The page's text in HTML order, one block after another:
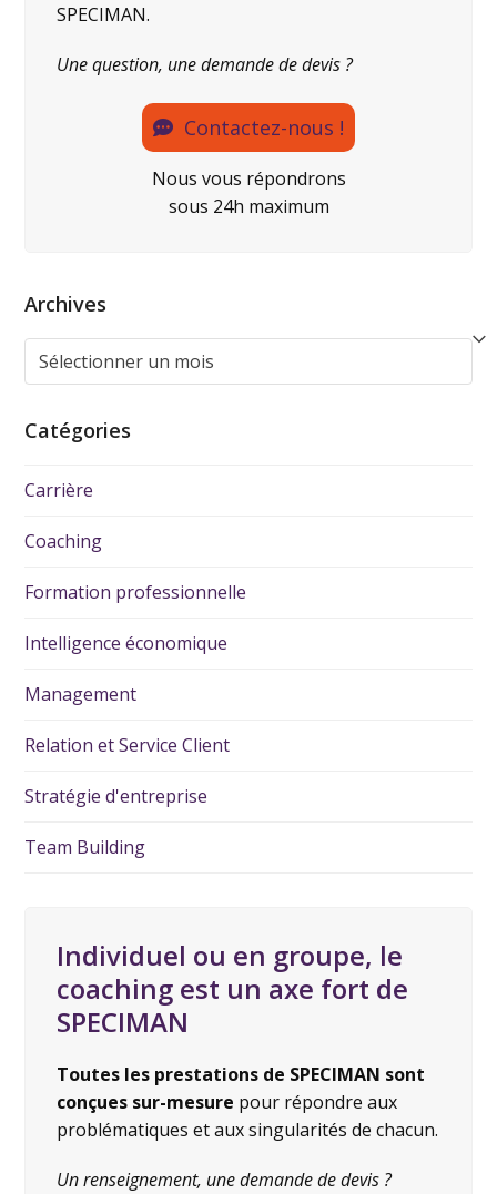
SPECIMAN.
Une question, une demande de devis ?
Contactez-nous !
Nous vous répondrons
sous 24h maximum
Archives
Catégories
Carrière
Coaching
Formation professionnelle
Intelligence économique
Management
Relation et Service Client
Stratégie d'entreprise
Team Building
Individuel ou en groupe, le
coaching est un axe fort de
SPECIMAN
Toutes les prestations de SPECIMAN sont
conçues sur-mesure pour répondre aux
problématiques et aux singularités de chacun.
Un renseignement, une demande de devis ?